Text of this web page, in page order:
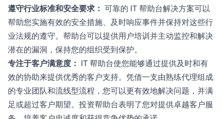
遵守行业标准和安全要求： 可靠的 IT 帮助台解决方案可以
帮助您实施有效的安全措施、及时响应事件并保持对这些行
业法规的遵守。帮助台可以提供用户培训并主动监控和解决
潜在的漏洞，保持您的组织受到保护。
专注于客户满意度： IT 帮助台使您能够通过提供及时和有
效的协助来提供优秀的客户支持。凭借一支由熟练代理组成
的专业团队和流线型流程，您可以更有效地解决问题，并满
足或超过客户期望。投资帮助台表明了您对提供卓越客户服